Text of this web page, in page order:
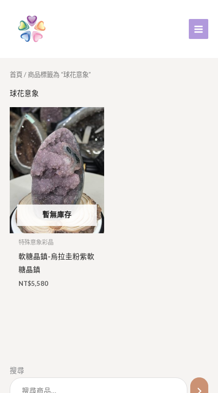
首頁/ 商品標籤為 “球花意象”
球花意象
暫無庫存
特殊意象彩晶
軟糖晶鎮-烏拉圭粉紫軟
糖晶鎮
NT$5,580
搜尋